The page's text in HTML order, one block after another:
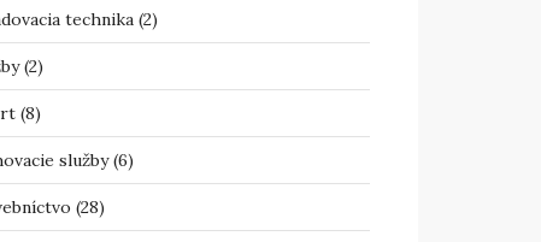
technika(2)
(2)
(8)
služby(6)
(28)